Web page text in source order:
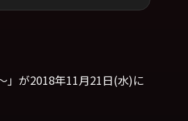
」が2018年11月21日(水)に